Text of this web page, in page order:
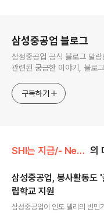
삼성중공업 블로그
삼성중공업 공식 블로그 말
관련된 궁금한 이야기, 블로
구독하기
SHI는 지금/- News 의
삼성중공업, 봉사활동도
립학교 지원
삼성중공업이 인도 델리의 빈민